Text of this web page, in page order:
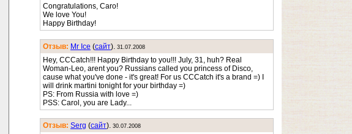
Congratulations, Caro!
We love You!
Happy Birthday!
Отзыв: Mr Ice (cайт). 31.07.2008
Hey, CCCatch!!! Happy Birthday to you!!! July, 31, huh? Real
Woman-Leo, arent you? Russians called you princess of Disco,
cause what you've done - it's great! For us CCCatch it's a brand =) I
will drink martini tonight for your birthday =)
PS: From Russia with love =)
PSS: Carol, you are Lady...
Отзыв: Serg (cайт). 30.07.2008